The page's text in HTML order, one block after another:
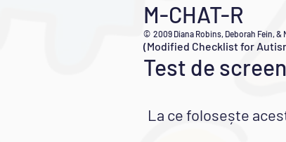
M-CHAT-R
© 2009 Diana Robins, Deborah Fein, &
(Modified Checklist for
Test de
La ce folosește